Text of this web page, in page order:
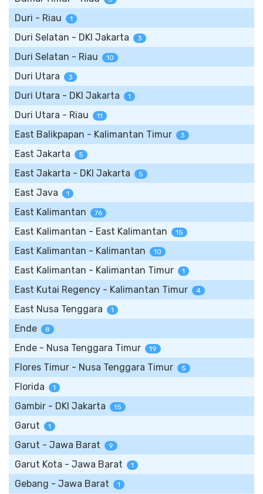
Duri - Riau 1
Duri Selatan - DKI Jakarta 3
Duri Selatan - Riau 10
Duri Utara 3
Duri Utara - DKI Jakarta 1
Duri Utara - Riau 11
East Balikpapan - Kalimantan Timur 3
East Jakarta 5
East Jakarta - DKI Jakarta 5
East Java 1
East Kalimantan 76
East Kalimantan - East Kalimantan 15
East Kalimantan - Kalimantan 10
East Kalimantan - Kalimantan Timur 1
East Kutai Regency - Kalimantan Timur 4
East Nusa Tenggara 1
Ende 8
Ende - Nusa Tenggara Timur 19
Flores Timur - Nusa Tenggara Timur 5
Florida 1
Gambir - DKI Jakarta 15
Garut 1
Garut - Jawa Barat 9
Garut Kota - Jawa Barat 1
Gebang - Jawa Barat 1